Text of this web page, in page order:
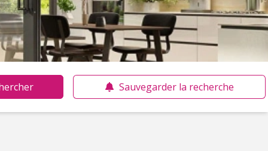
Sauvegarder la recherche